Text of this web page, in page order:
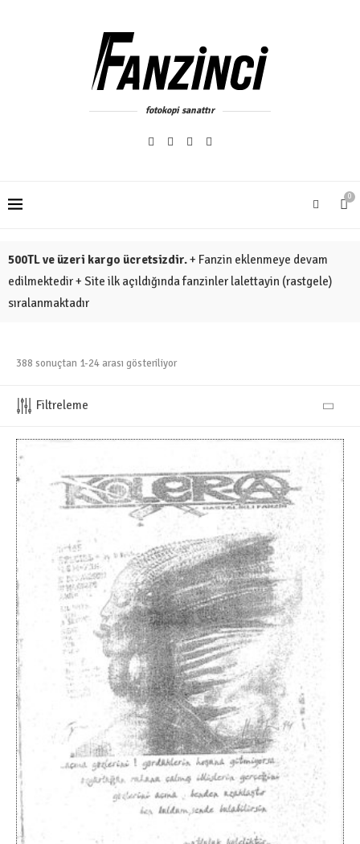
fotokopi sanattır
0
500TL ve üzeri kargo ücretsizdir.+ Fanzin eklenmeye devam
edilmektedir + Site ilk açıldığında fanzinler lalettayin (rastgele)
sıralanmaktadır
388 sonuçtan 1-24 arası gösteriliyor
Filtreleme